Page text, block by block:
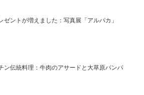
ゼントが増えました：写真展「アルパカ」
ン伝統料理：牛肉のアサードと大草原パンパ